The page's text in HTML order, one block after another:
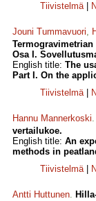
Tiivistelmä|
Jouni Tummavuori,
Osa I.
English title: The
Part I. On the
Tiivistelmä|
Hannu Mannerkoski.
vertailukoe.
English title: An
methods in
Tiivistelmä|
Antti Huttunen.